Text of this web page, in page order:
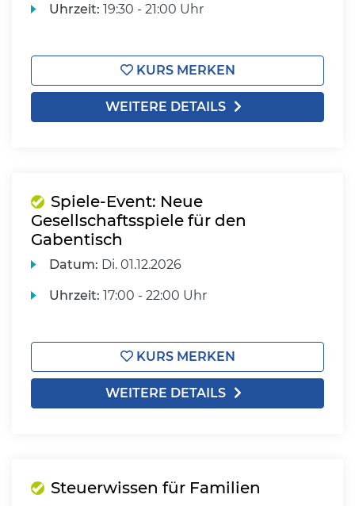
Uhrzeit: 19:30 - 21:00 Uhr
KURS MERKEN
WEITERE DETAILS
Spiele-Event: Neue
Gesellschaftsspiele für den
Gabentisch
Datum: Di. 01.12.2026
Uhrzeit: 17:00 - 22:00 Uhr
KURS MERKEN
WEITERE DETAILS
Steuerwissen für Familien